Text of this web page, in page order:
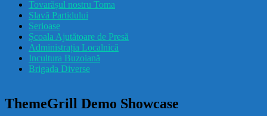
drăcușorulbuzoian
Tovarășul nostru Toma
Slavă Partidului
Serioase
Școala Ajutătoare de Presă
Administrația Localnică
Incultura Buzoiană
Brigada Diverse
ThemeGrill Demo Showcase